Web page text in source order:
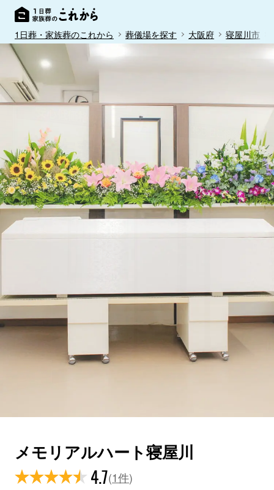
1日葬・家族葬のこれから 葬儀場を探す 大阪府 寝屋川市
メモリアルハート寝屋川
4.7(1件)